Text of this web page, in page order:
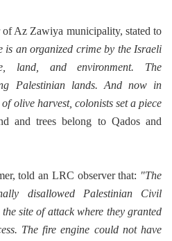
Az Zawiya municipality, stated to
is an organized crime by the Israeli
land, and environment. The
Palestinian lands. And now in
olive harvest, colonists set a piece
and trees belong to Qados and
told an LRC observer that: "The
disallowed Palestinian Civil
site of attack where they granted
The fire engine could not have